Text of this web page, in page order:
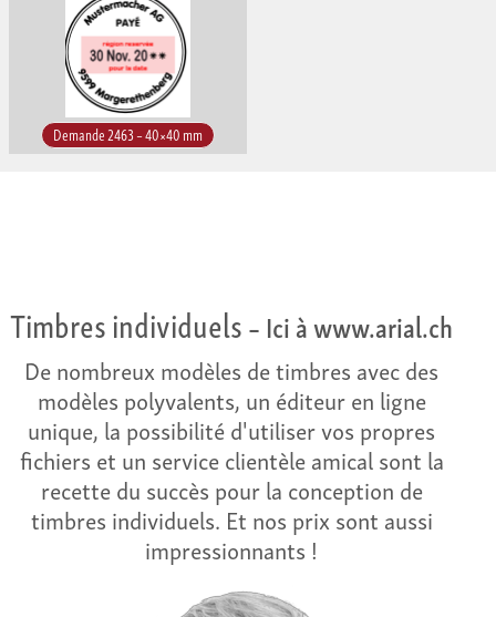
Demande 2463 – 40×40 mm
Timbres individuels– Ici à www.arial.ch
De nombreux modèles de timbres avec des
modèles polyvalents, un éditeur en ligne
unique, la possibilité d'utiliser vos propres
fichiers et un service clientèle amical sont la
recette du succès pour la conception de
timbres individuels. Et nos prix sont aussi
impressionnants !